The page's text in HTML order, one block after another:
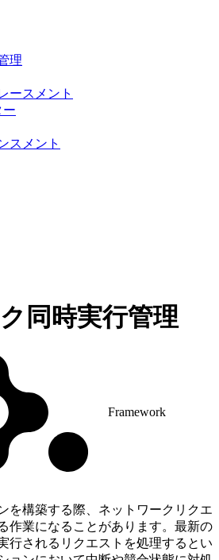
理
ースメント
ー
スメント
同時実行管理
Framework
を構築する際、ネットワークリクエ
作業になることがあります。最新の
行されるリクエストを処理するとい